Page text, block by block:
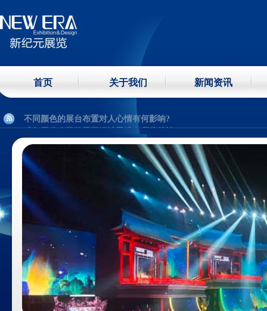
首页 关于我们 新闻资讯
成都展示制作工厂常用到哪些展示方式?
成都会议布展有哪些摆放方式？
展台设计装修三大原则
不同颜色的展台布置对人心情有何影响?
成都展览公司的展示设计思维有哪些特性？
标准布展设计及搭建步骤
怎么选适合的展览布展工厂?
展台搭建材料主要性能分析
成都展示制作工厂常用到哪些展示方式?
成都会议布展有哪些摆放方式？
展台设计装修三大原则
展台设计三个念理：现代、简约、科技感
展馆施工主要分几个阶段？
不同颜色的展台布置对人心情有何影响?